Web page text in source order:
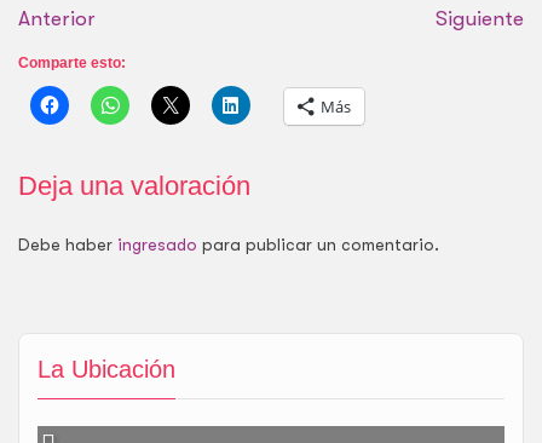
La Ubicación
Anterior Siguiente
Comparte esto:
Más
Deja una valoración
Debe haber ingresado para publicar un comentario.